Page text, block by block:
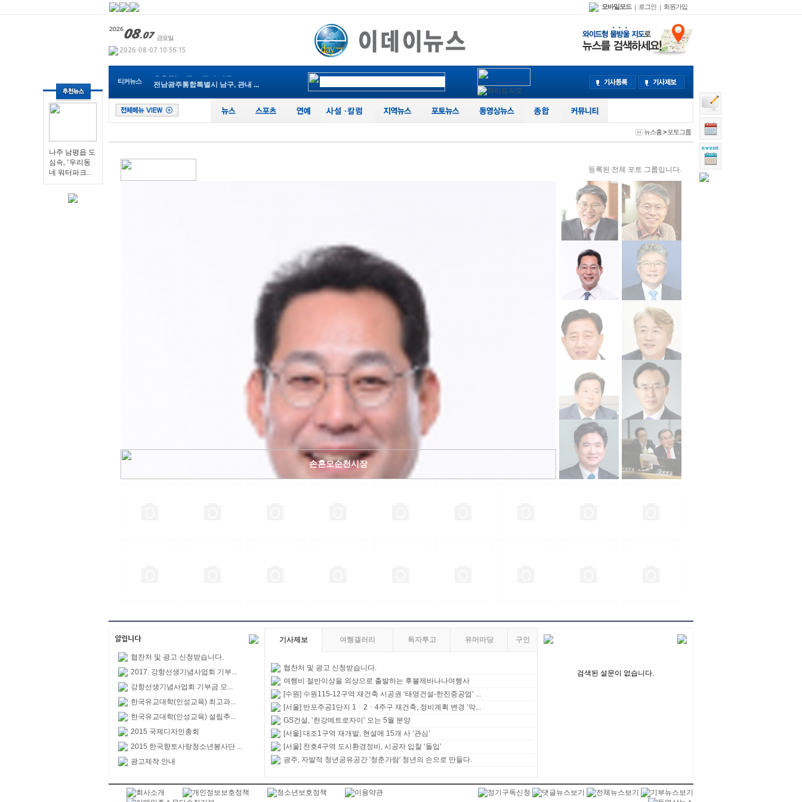
나주 남평읍 도
심속, ‘우리동
네 워터파크...
모바일모드 | 로그인 | 회원가입
티커뉴스
전남광주통합특별시 남구, 관내 ...
순천 ‘동천야광축제’, 야구응...
전남광주특별시, 전국 최초 ‘섬...
장성군, 무궁화 우수분화 품평회...
뉴스홈>포토그룹
등록된 전체 포토 그룹입니다.
손혼모순천시장
협찬처 및 광고 신청받습니다.
2017. 강항선생기념사업회 기부...
강항선생기념사업회 기부금 모...
한국유교대학(인성교육) 최고과...
한국유교대학(인성교육) 설립추...
2015 국제디자인총회
2015 한국향토사랑청소년봉사단 ...
광고제작 안내
기사제보 여행갤러리 독자투고 유머마당 구인
협찬처 및 광고 신청받습니다.
여행비 절반이상을 외상으로 출발하는 후불제바나나여행사
[수원] 수원115-12구역 재건축 시공권 ‘태영건설-한진중공업’ ...
[서울] 반포주공1단지 1ㆍ2ㆍ4주구 재건축, 정비계획 변경 ‘막...
GS건설, ‘한강메트로자이’ 오는 5월 분양
[서울] 대조1구역 재개발, 현설에 15개 사 ‘관심’
[서울] 천호4구역 도시환경정비, 시공자 입찰 ‘돌입’
광주, 자발적 청년공유공간 '청춘가람' 청년의 손으로 만들다.
검색된 설문이 없습니다.